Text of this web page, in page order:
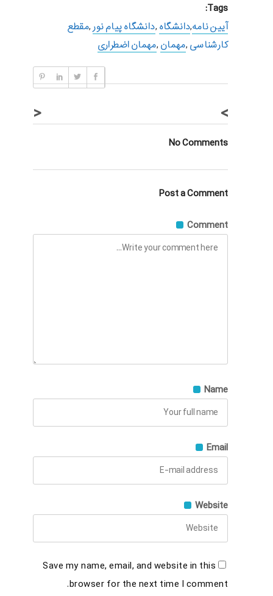
Tags:
آیین نامه,دانشگاه ,دانشگاه پیام نور,مقطع
کارشناسی ,مهمان ,مهمان اضطراری
< >
No Comments
Post a Comment
Comment
Name
Email
Website
Save my name, email, and website in this
browser for the next time I comment.